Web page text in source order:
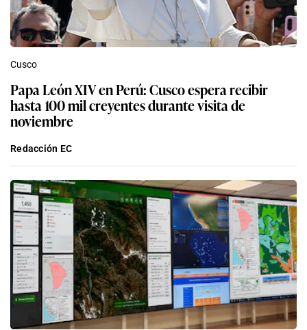
Cusco
Papa León XIV en Perú: Cusco espera recibir
hasta 100 mil creyentes durante visita de
noviembre
Redacción EC